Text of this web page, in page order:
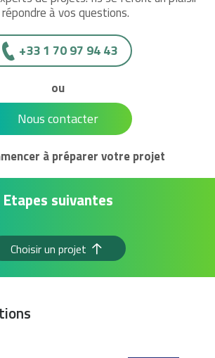
à vos questions.
+33 1 70 97 94 43
ou
Nous contacter
à préparer votre projet
Etapes suivantes
Choisir un projet